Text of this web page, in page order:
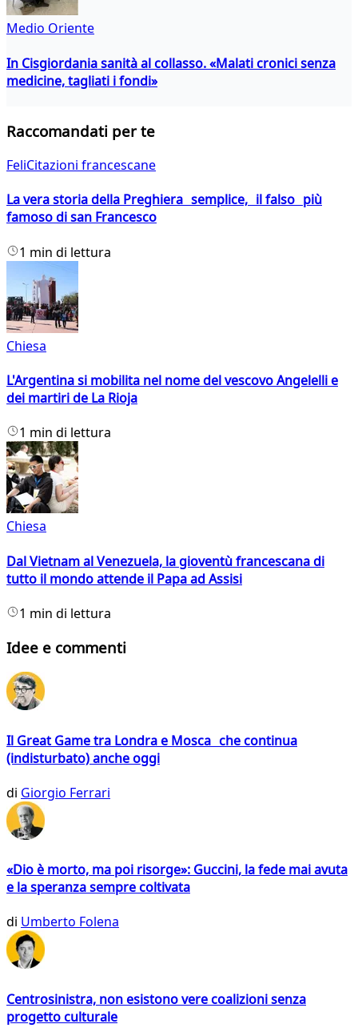
Medio Oriente
In Cisgiordania sanità al collasso. «Malati cronici senza
medicine, tagliati i fondi»
Raccomandati per te
FeliCitazioni francescane
La vera storia della Preghiera semplice, il falso più
famoso di san Francesco
1 min di lettura
Chiesa
L'Argentina si mobilita nel nome del vescovo Angelelli e
dei martiri de La Rioja
1 min di lettura
Chiesa
Dal Vietnam al Venezuela, la gioventù francescana di
tutto il mondo attende il Papa ad Assisi
1 min di lettura
Idee e commenti
Il Great Game tra Londra e Mosca che continua
(indisturbato) anche oggi
di Giorgio Ferrari
«Dio è morto, ma poi risorge»: Guccini, la fede mai avuta
e la speranza sempre coltivata
di Umberto Folena
Centrosinistra, non esistono vere coalizioni senza
progetto culturale